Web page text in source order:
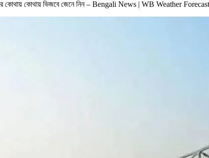
কোথায় কোথায় ভিজবে জেনে নিন – Bengali News | WB Weather